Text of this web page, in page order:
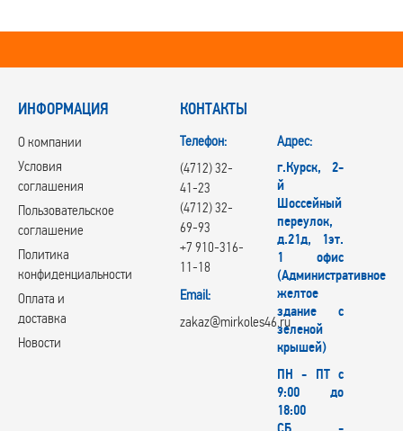
ИНФОРМАЦИЯ
О компании
Условия
соглашения
Пользовательское
соглашение
Политика
конфиденциальности
Оплата и
доставка
Новости
КОНТАКТЫ
Телефон:
(4712) 32-
41-23
(4712) 32-
69-93
+7 910-316-
11-18
Email:
zakaz@mirkoles46.ru
Адрес:
г.Курск, 2-
й
Шоссейный
переулок,
д.21д, 1эт.
1 офис
(Административное
желтое
здание с
зеленой
крышей)
ПН - ПТ с
9:00 до
18:00